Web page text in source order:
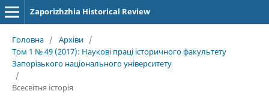
Zaporizhzhia Historical Review
Головна / Архіви /
Том 1 № 49 (2017): Наукові праці історичного факультету
Запорізького національного університету
/
Всесвітня історія